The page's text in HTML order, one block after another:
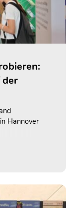
der
Hannover